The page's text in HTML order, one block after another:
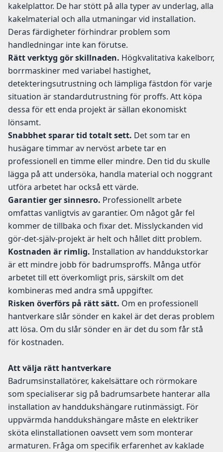
kakelplattor. De har stött på alla typer av underlag, alla
kakelmaterial och alla utmaningar vid installation.
Deras färdigheter förhindrar problem som
handledningar inte kan förutse.
Rätt verktyg gör skillnaden. Högkvalitativa kakelborr,
borrmaskiner med variabel hastighet,
detekteringsutrustning och lämpliga fästdon för varje
situation är standardutrustning för proffs. Att köpa
dessa för ett enda projekt är sällan ekonomiskt
lönsamt.
Snabbhet sparar tid totalt sett. Det som tar en
husägare timmar av nervöst arbete tar en
professionell en timme eller mindre. Den tid du skulle
lägga på att undersöka, handla material och noggrant
utföra arbetet har också ett värde.
Garantier ger sinnesro. Professionellt arbete
omfattas vanligtvis av garantier. Om något går fel
kommer de tillbaka och fixar det. Misslyckanden vid
gör-det-själv-projekt är helt och hållet ditt problem.
Kostnaden är rimlig. Installation av handdukstorkar
är ett mindre jobb för badrumsproffs. Många utför
arbetet till ett överkomligt pris, särskilt om det
kombineras med andra små uppgifter.
Risken överförs på rätt sätt. Om en professionell
hantverkare slår sönder en kakel är det deras problem
att lösa. Om du slår sönder en är det du som får stå
för kostnaden.
Att välja rätt hantverkare
Badrumsinstallatörer, kakelsättare och rörmokare
som specialiserar sig på badrumsarbete hanterar alla
installation av handdukshängare rutinmässigt. För
uppvärmda handdukshängare måste en elektriker
sköta elinstallationen oavsett vem som monterar
armaturen. Fråga om specifik erfarenhet av kaklade